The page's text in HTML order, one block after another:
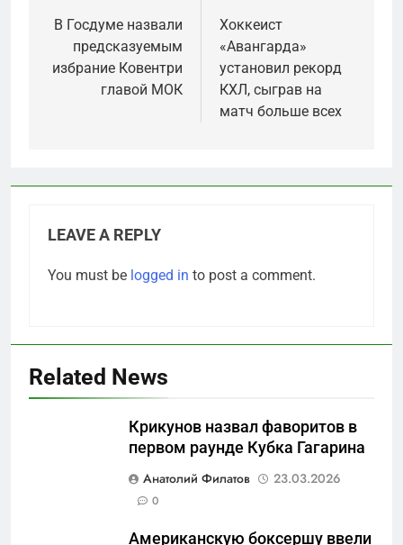
navigation
В Госдуме назвали
предсказуемым
избрание Ковентри
главой МОК
Хоккеист
«Авангарда»
установил рекорд
КХЛ, сыграв на
матч больше всех
LEAVE A REPLY
You must be logged in to post a comment.
Related News
Крикунов назвал фаворитов в
первом раунде Кубка Гагарина
Анатолий Филатов
23.03.2026
0
Американскую боксершу ввели
Что происходит в
военные изымают спирт «для